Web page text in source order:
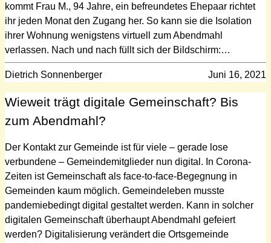
kommt Frau M., 94 Jahre, ein befreundetes Ehepaar richtet
ihr jeden Monat den Zugang her. So kann sie die Isolation
ihrer Wohnung wenigstens virtuell zum Abendmahl
verlassen. Nach und nach füllt sich der Bildschirm:…
Dietrich Sonnenberger Juni 16, 2021
Wieweit trägt digitale Gemeinschaft? Bis
zum Abendmahl?
Der Kontakt zur Gemeinde ist für viele – gerade lose
verbundene – Gemeindemitglieder nun digital. In Corona-
Zeiten ist Gemeinschaft als face-to-face-Begegnung in
Gemeinden kaum möglich. Gemeindeleben musste
pandemiebedingt digital gestaltet werden. Kann in solcher
digitalen Gemeinschaft überhaupt Abendmahl gefeiert
werden? Digitalisierung verändert die Ortsgemeinde